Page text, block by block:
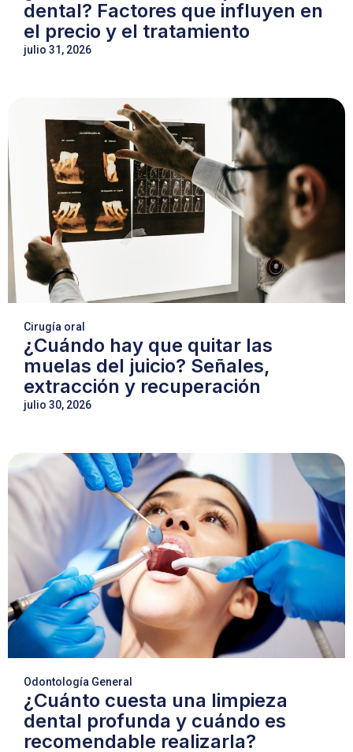
dental? Factores que influyen en
el precio y el tratamiento
julio 31, 2026
Cirugía oral
¿Cuándo hay que quitar las
muelas del juicio? Señales,
extracción y recuperación
julio 30, 2026
Odontología General
¿Cuánto cuesta una limpieza
dental profunda y cuándo es
recomendable realizarla?